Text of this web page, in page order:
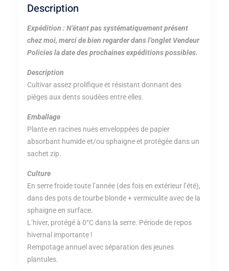
Description
Expédition : N’étant pas systématiquement présent
chez moi, merci de bien regarder dans l’onglet Vendeur
Policies la date des prochaines expéditions possibles.
Description
Cultivar assez prolifique et résistant donnant des
pièges aux dents soudées entre elles.
Emballage
Plante en racines nues enveloppées de papier
absorbant humide et/ou sphaigne et protégée dans un
sachet zip.
Culture
En serre froide toute l’année (des fois en extérieur l’été),
dans des pots de tourbe blonde + vermiculite avec de la
sphaigne en surface.
L’hiver, protégé à 0°C dans la serre. Période de repos
hivernal importante !
Rempotage annuel avec séparation des jeunes
plantules.